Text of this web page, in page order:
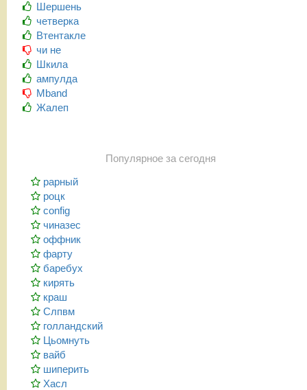
Шершень
четверка
Втентакле
чи не
Шкила
ампулда
Mband
Жалеп
Популярное за сегодня
рарный
роцк
config
чиназес
оффник
фарту
баребух
кирять
краш
Слпвм
голландский
Цьомнуть
вайб
шиперить
Хасл